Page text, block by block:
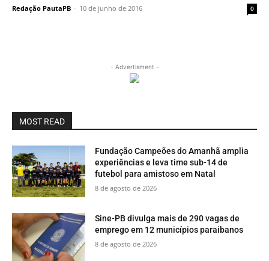
Redação PautaPB - 10 de junho de 2016 0
- Advertisment -
MOST READ
Fundação Campeões do Amanhã amplia
experiências e leva time sub-14 de
futebol para amistoso em Natal
8 de agosto de 2026
Sine-PB divulga mais de 290 vagas de
emprego em 12 municípios paraibanos
8 de agosto de 2026